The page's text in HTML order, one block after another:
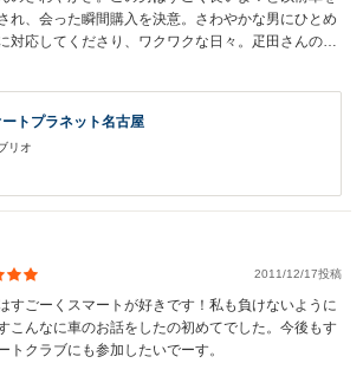
れ、会った瞬間購入を決意。さわやかな男にひとめ
対応してくださり、ワクワクな日々。疋田さんのお
『ありがとう！』
トプラネット名古屋
リオ
2011/12/17投稿
すごーくスマートが好きです！私も負けないように
こんなに車のお話をしたの初めてでした。今後もす
トクラブにも参加したいでーす。